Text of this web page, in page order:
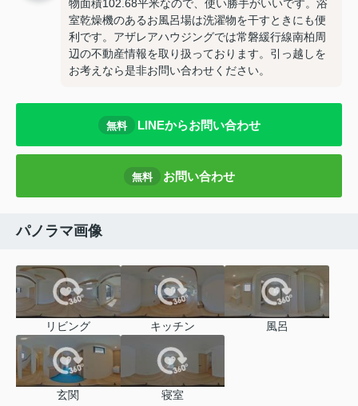
物面積102.68平米なので、使い勝手がいいです。浴
室乾燥機のあるお風呂場は洗濯物を干すときにも便
利です。アザレアハウジングでは常磐緩行線南柏周
辺の不動産情報を取り扱っております。引っ越しを
お考えなら是非お問い合わせください。
無料 LINEからお問い合わせ
無料 お問い合わせ
パノラマ画像
リビング キッチン 風呂
玄関 寝室